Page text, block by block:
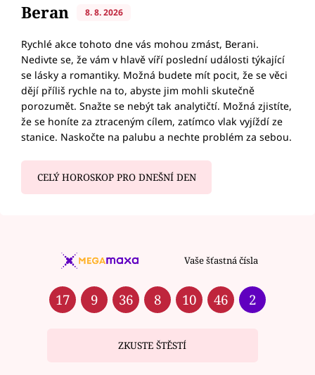
Beran 8. 8. 2026
Rychlé akce tohoto dne vás mohou zmást, Berani.
Nedivte se, že vám v hlavě víří poslední události týkající
se lásky a romantiky. Možná budete mít pocit, že se věci
dějí příliš rychle na to, abyste jim mohli skutečně
porozumět. Snažte se nebýt tak analytičtí. Možná zjistíte,
že se honíte za ztraceným cílem, zatímco vlak vyjíždí ze
stanice. Naskočte na palubu a nechte problém za sebou.
CELÝ HOROSKOP PRO DNEŠNÍ DEN
Vaše šťastná čísla
17 9 36 8 10 46 2
ZKUSTE ŠTĚSTÍ